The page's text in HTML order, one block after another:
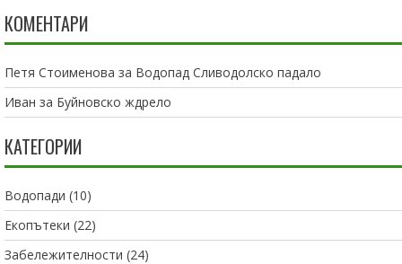
КОМЕНТАРИ
Петя Стоименова за Водопад Сливодолско падало
Иван за Буйновско ждрело
КАТЕГОРИИ
Водопади (10)
Екопътеки (22)
Забележителности (24)